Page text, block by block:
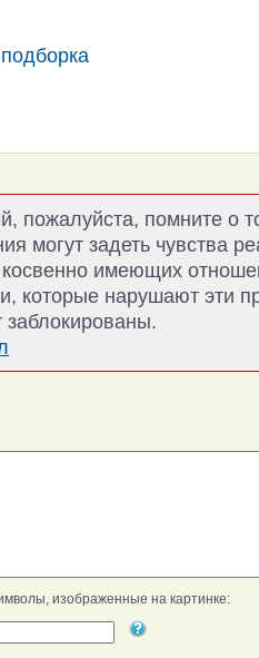
подборка
пожалуйста, помните о
могут задеть чувства
имеющих
которые нарушают эти
заблокированы.
изображенные на картинке: